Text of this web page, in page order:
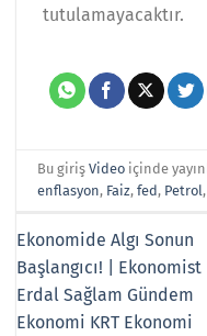
tutulamayacaktır.
Bu girişVideo içinde
enflasyon, Faiz,fed, Petrol
Ekonomide Algı Sonun
Başlangıcı! | Ekonomist
Erdal Sağlam Gündem
Ekonomi KRT Ekonomi